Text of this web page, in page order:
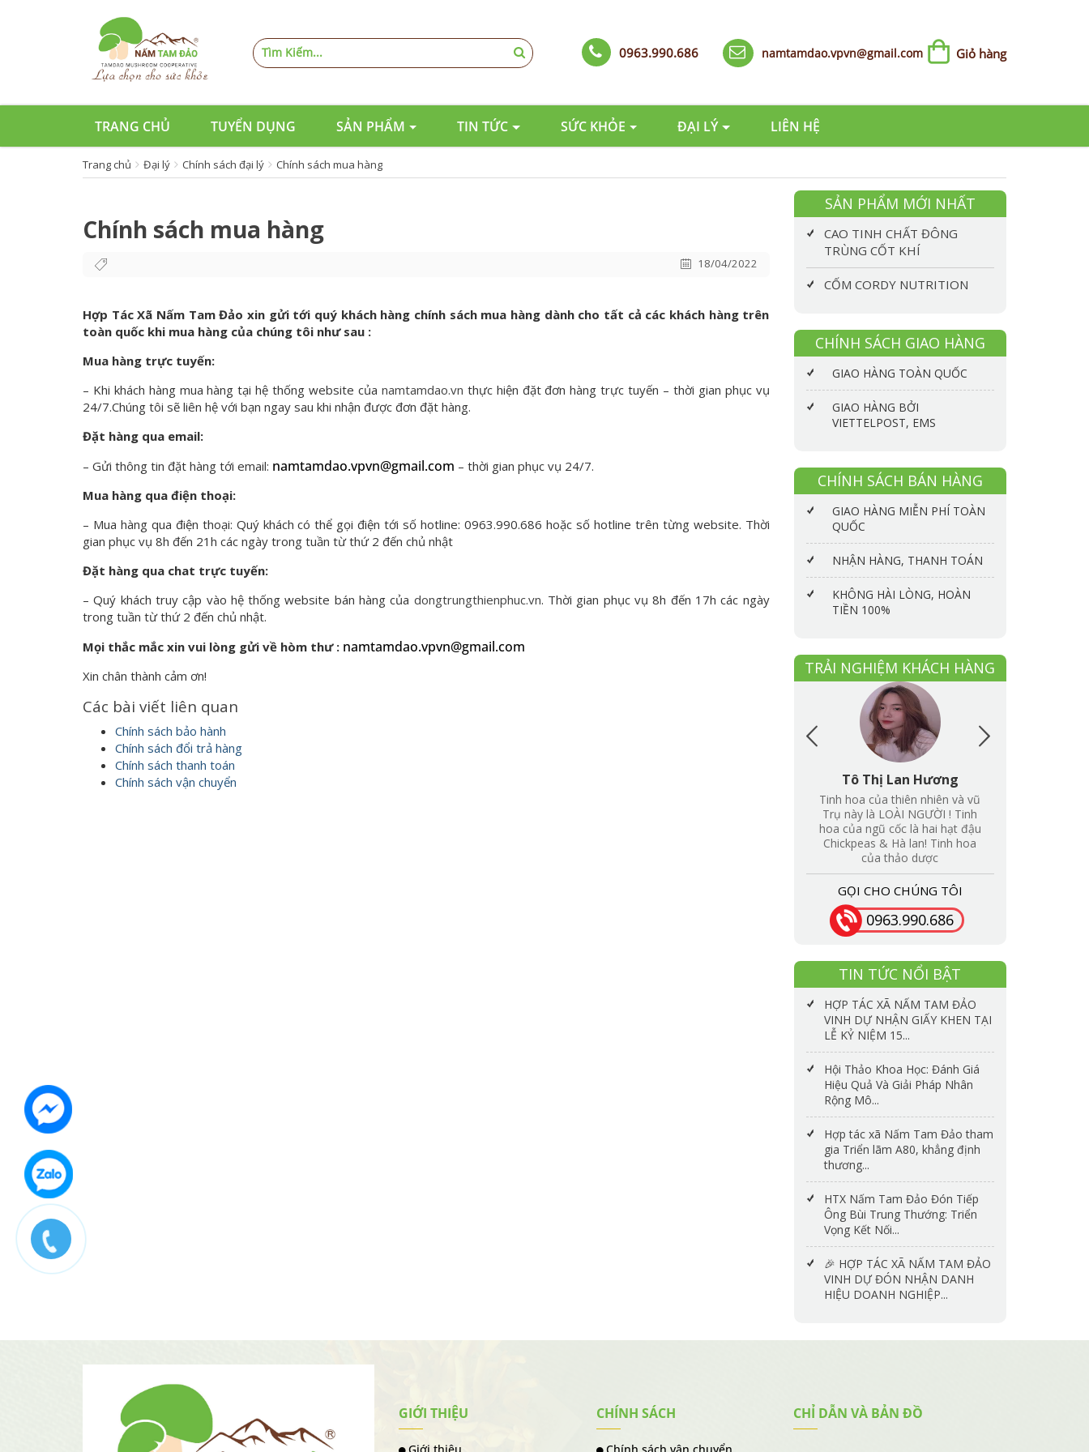
0963.990.686 namtamdao.vpvn@gmail.com Giỏ hàng
TRANG CHỦ TUYỂN DỤNG SẢN PHẨM TIN TỨC SỨC KHỎE ĐẠI LÝ LIÊN HỆ
Trang chủ Đại lý Chính sách đại lý Chính sách mua hàng
Chính sách mua hàng
18/04/2022
Hợp Tác Xã Nấm Tam Đảo xin gửi tới quý khách hàng chính sách mua hàng dành cho tất cả các khách hàng trên
toàn quốc khi mua hàng của chúng tôi như sau :
Mua hàng trực tuyến:
– Khi khách hàng mua hàng tại hệ thống website của namtamdao.vn thực hiện đặt đơn hàng trực tuyến – thời gian phục vụ
24/7.Chúng tôi sẽ liên hệ với bạn ngay sau khi nhận được đơn đặt hàng.
Đặt hàng qua email:
– Gửi thông tin đặt hàng tới email: namtamdao.vpvn@gmail.com – thời gian phục vụ 24/7.
Mua hàng qua điện thoại:
– Mua hàng qua điện thoại: Quý khách có thể gọi điện tới số hotline: 0963.990.686 hoặc số hotline trên từng website. Thời
gian phục vụ 8h đến 21h các ngày trong tuần từ thứ 2 đến chủ nhật
Đặt hàng qua chat trực tuyến:
– Quý khách truy cập vào hệ thống website bán hàng của dongtrungthienphuc.vn. Thời gian phục vụ 8h đến 17h các ngày
trong tuần từ thứ 2 đến chủ nhật.
Mọi thắc mắc xin vui lòng gửi về hòm thư : namtamdao.vpvn@gmail.com
Xin chân thành cảm ơn!
Các bài viết liên quan
Chính sách bảo hành
Chính sách đổi trả hàng
Chính sách thanh toán
Chính sách vận chuyển
SẢN PHẨM MỚI NHẤT
CAO TINH CHẤT ĐÔNG
TRÙNG CỐT KHÍ
CỐM CORDY NUTRITION
CHÍNH SÁCH GIAO HÀNG
GIAO HÀNG TOÀN QUỐC
GIAO HÀNG BỞI
VIETTELPOST, EMS
CHÍNH SÁCH BÁN HÀNG
GIAO HÀNG MIỄN PHÍ TOÀN
QUỐC
NHẬN HÀNG, THANH TOÁN
KHÔNG HÀI LÒNG, HOÀN
TIỀN 100%
TRẢI NGHIỆM KHÁCH HÀNG
Hồng Duyên
Sản phẩm dược thảo của Nấm
Tam Đảo đã khẳng định được
uy tín chất lượng trong lòng
người sử dụng. Điều đó có
được không những
GỌI CHO CHÚNG TÔI
0963.990.686
TIN TỨC NỔI BẬT
HỢP TÁC XÃ NẤM TAM ĐẢO
VINH DỰ NHẬN GIẤY KHEN TẠI
LỄ KỶ NIỆM 15...
Hội Thảo Khoa Học: Đánh Giá
Hiệu Quả Và Giải Pháp Nhân
Rộng Mô...
Hợp tác xã Nấm Tam Đảo tham
gia Triển lãm A80, khẳng định
thương...
HTX Nấm Tam Đảo Đón Tiếp
Ông Bùi Trung Thướng: Triển
Vọng Kết Nối...
🎉 HỢP TÁC XÃ NẤM TAM ĐẢO
VINH DỰ ĐÓN NHẬN DANH
HIỆU DOANH NGHIỆP...
GIỚI THIỆU CHÍNH SÁCH CHỈ DẪN VÀ BẢN ĐỒ